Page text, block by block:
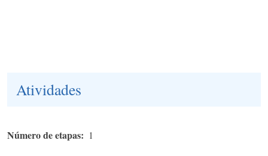
Atividades
Número de etapas 1